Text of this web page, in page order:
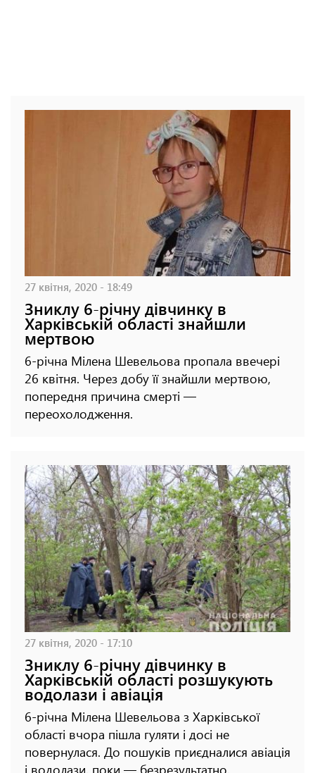
27 квітня, 2020 - 18:49
Зниклу 6-річну дівчинку в
Харківській області знайшли
мертвою
6-річна Мілена Шевельова пропала ввечері
26 квітня. Через добу її знайшли мертвою,
попередня причина смерті —
переохолодження.
27 квітня, 2020 - 17:10
Зниклу 6-річну дівчинку в
Харківській області розшукують
водолази і авіація
6-річна Мілена Шевельова з Харківської
області вчора пішла гуляти і досі не
повернулася. До пошуків приєдналися авіація
і водолази, поки — безрезультатно.